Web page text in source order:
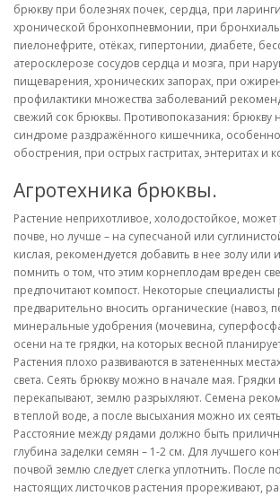
брюкву при болезнях почек, сердца, при
хронической бронхопневмонии, при
пиелонефрите, отёках, гипертонии, диабете,
атеросклерозе сосудов сердца и мозга, при
пищеварения, хронических запорах, при
профилактики множества заболеваний
свежий сок брюквы. Противопоказания: брюкву
синдроме раздражённого кишечника,
обострения, при острых гастритах, энтеритах и
Агротехника брюквы.
Растение неприхотливое, холодостойкое,
почве, но лучше – на супесчаной или
кислая, рекомендуется добавить в нее золу или
помнить о том, что этим корнеплодам вреден
предпочитают компост. Некоторые
предварительно вносить органические (навоз,
минеральные удобрения (мочевина,
осени на те грядки, на которых весной
Растения плохо развиваются в затененных
света. Сеять брюкву можно в начале мая. Грядки
перекапывают, землю разрыхляют. Семена
в теплой воде, а после высыхания можно их
Расстояние между рядами должно быть
глубина заделки семян – 1-2 см. Для лучшего
почвой землю следует слегка уплотнить. После
настоящих листочков растения прореживают,